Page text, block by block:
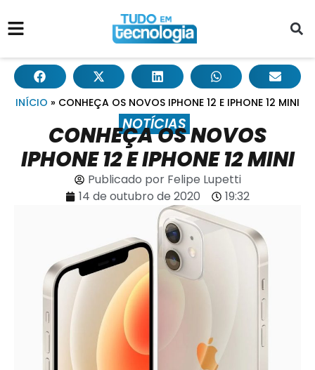
INÍCIO » CONHEÇA OS NOVOS IPHONE 12 E IPHONE 12 MINI
NOTÍCIAS
CONHEÇA OS NOVOS
IPHONE 12 E IPHONE 12 MINI
Publicado porFelipe Lupetti
14 de outubro de 2020
19:32